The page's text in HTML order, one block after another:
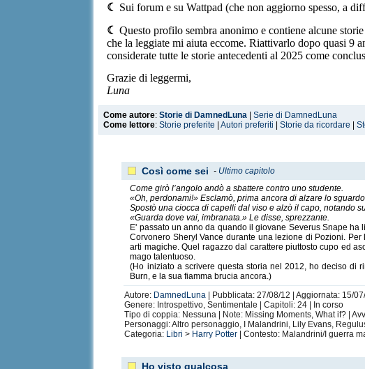
☾ Sui forum e su Wattpad (che non aggiorno spesso, a
☾Questo profilo sembra anonimo e contiene alcune
che la leggiate mi aiuta eccome. Riattivarlo dopo quasi 9
considerate tutte le storie antecedenti al 2025 come
Grazie di leggermi,
Luna
Come autore:Storie di DamnedLuna |Serie di DamnedLuna
Come lettore:Storie preferite |Autori preferiti |Storie da ricordare |
Così come sei - Ultimo capitolo
Come girò l’angolo andò a sbattere contro uno studente.
«Oh, perdonami!» Esclamò, prima ancora di alzare lo
Spostò una ciocca di capelli dal viso e alzò il capo, notando
«Guarda dove vai, imbranata.» Le disse, sprezzante.
E' passato un anno da quando il giovane Severus Snape
Corvonero Sheryl Vance durante una lezione di Pozioni.
arti magiche. Quel ragazzo dal carattere piuttosto cupo ed
mago talentuoso.
(Ho iniziato a scrivere questa storia nel 2012, ho deciso di
Burn, e la sua fiamma brucia ancora.)
Autore: DamnedLuna | Pubblicata: 27/08/12 | Aggiornata: 15/
Genere: Introspettivo, Sentimentale | Capitoli: 24 | In corso
Tipo di coppia: Nessuna | Note: Missing Moments, What if? |
Personaggi: Altro personaggio, I Malandrini, Lily Evans,
Categoria: Libri > Harry Potter | Contesto: Malandrini/I guerra
Ho visto qualcosa